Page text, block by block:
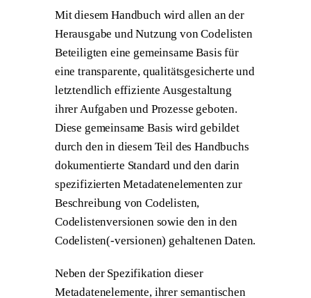
Mit diesem Handbuch wird allen an der
Herausgabe und Nutzung von Codelisten
Beteiligten eine gemeinsame Basis für
eine transparente, qualitätsgesicherte und
letztendlich effiziente Ausgestaltung
ihrer Aufgaben und Prozesse geboten.
Diese gemeinsame Basis wird gebildet
durch den in diesem Teil des Handbuchs
dokumentierte Standard und den darin
spezifizierten Metadatenelementen zur
Beschreibung von Codelisten,
Codelistenversionen sowie den in den
Codelisten(-versionen) gehaltenen Daten.
Neben der Spezifikation dieser
Metadatenelemente, ihrer semantischen